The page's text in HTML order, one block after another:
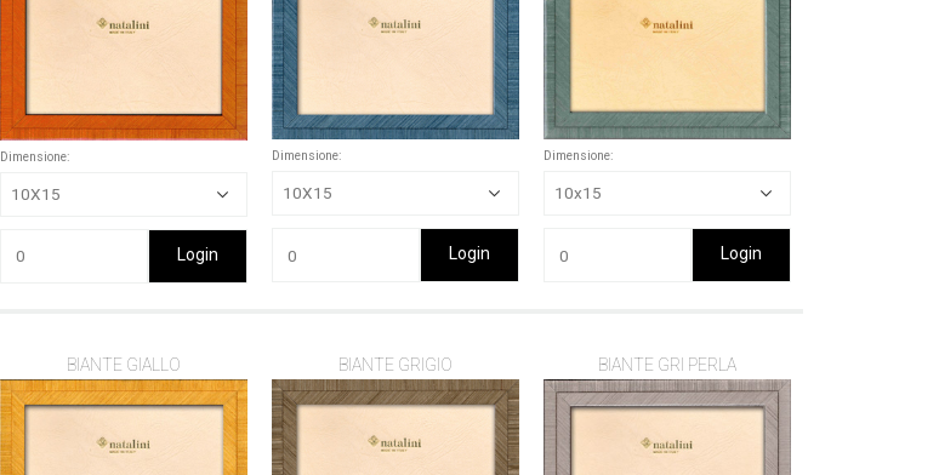
Dimensione:
Login
Dimensione:
Login
Dimensione:
Login
BIANTE GIALLO BIANTE GRIGIO BIANTE GRI PERLA